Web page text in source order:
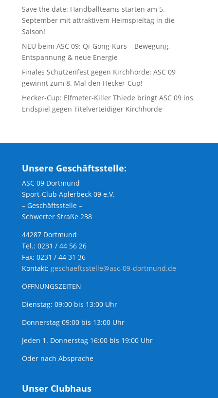
Save the date: Handballteams starten am 5.
September mit attraktivem Heimspieltag in die
Saison!
NEU beim ASC 09: Qi-Gong-Kurs – Bewegung,
Entspannung & neue Energie
Finales Schützenfest gegen Kirchhörde: ASC 09
gewinnt zum 8. Mal den Hecker-Cup!
Hecker-Cup: Elfmeter-Killer Thiede bringt ASC 09 ins
Endspiel gegen Titelverteidiger Kirchhörde
Unsere Geschäftsstelle:
ASC 09 Dortmund
Sport-Club Aplerbeck 09 e.V.
– Geschäftsstelle –
Schwerter Straße 238
44287 Dortmund
Tel.: 0231 / 44 56 26
Fax: 0231 / 44 31 36
Kontakt: geschaeftsstelle@asc-09-dortmund.de
ÖFFNUNGSZEITEN
Dienstag: 09:00 bis 13:00 Uhr
Donnerstag 09:00 bis 13:00 Uhr
Jeden 1. Donnerstag 16:00 bis 19:00 Uhr
Oder nach Absprache
Unser Clubhaus